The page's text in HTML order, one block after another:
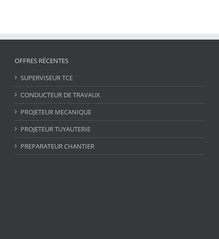
OFFRES RÉCENTES
SUPERVISEUR TCE
CONDUCTEUR DE TRAVAUX
PROJETEUR MECANIQUE
PROJETEUR TUYAUTERIE
PREPARATEUR CHANTIER